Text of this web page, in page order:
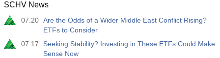
SCHV News
07.20 Are the Odds of a Wider Middle East Conflict Rising?
ETFs to Consider
07.17
Seeking Stability? Investing in These ETFs Could Make
Sense Now